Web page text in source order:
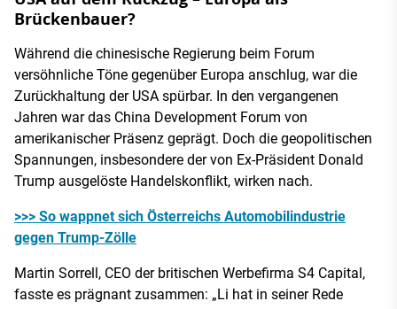
Brückenbauer?
Während die chinesische Regierung beim Forum
versöhnliche Töne gegenüber Europa anschlug, war die
Zurückhaltung der USA spürbar. In den vergangenen
Jahren war das China Development Forum von
amerikanischer Präsenz geprägt. Doch die geopolitischen
Spannungen, insbesondere der von Ex-Präsident Donald
Trump ausgelöste Handelskonflikt, wirken nach.
>>> So wappnet sich Österreichs Automobilindustrie
gegen Trump-Zölle
Martin Sorrell, CEO der britischen Werbefirma S4 Capital,
fasste es prägnant zusammen: „Li hat in seiner Rede